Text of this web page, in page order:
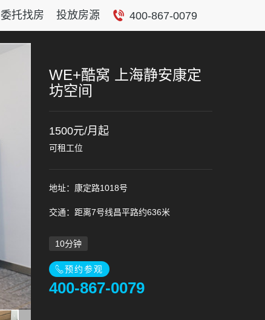
委托找房 投放房源 400-867-0079
WE+酷窝 上海静安康定
坊空间
1500元/月起
可租工位
地址：康定路1018号
交通：距离7号线昌平路约636米
10分钟
预约参观
400-867-0079